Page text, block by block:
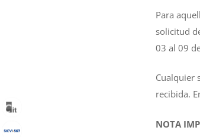
Para
solicitud
03 al 09
Cualquier
recibida.
NOTA